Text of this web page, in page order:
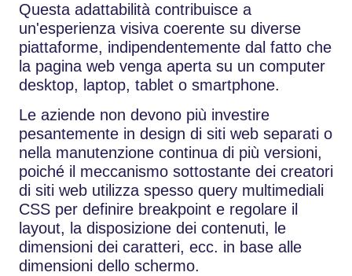
Questa adattabilità contribuisce a
un'esperienza visiva coerente su diverse
piattaforme, indipendentemente dal fatto che
la pagina web venga aperta su un computer
desktop, laptop, tablet o smartphone.
Le aziende non devono più investire
pesantemente in design di siti web separati o
nella manutenzione continua di più versioni,
poiché il meccanismo sottostante dei creatori
di siti web utilizza spesso query multimediali
CSS per definire breakpoint e regolare il
layout, la disposizione dei contenuti, le
dimensioni dei caratteri, ecc. in base alle
dimensioni dello schermo.